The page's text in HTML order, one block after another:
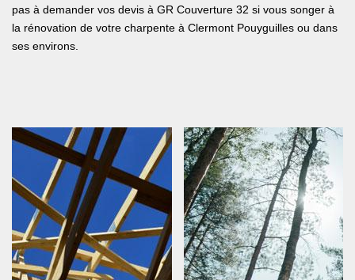
pas à demander vos devis à GR Couverture 32 si vous songer à
la rénovation de votre charpente à Clermont Pouyguilles ou dans
ses environs.